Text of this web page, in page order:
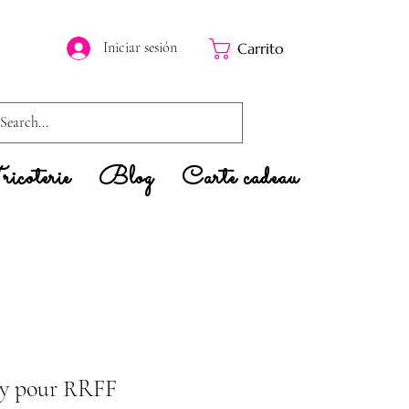
Iniciar sesión Carrito
Blog Carte cadeau
pour RRFF